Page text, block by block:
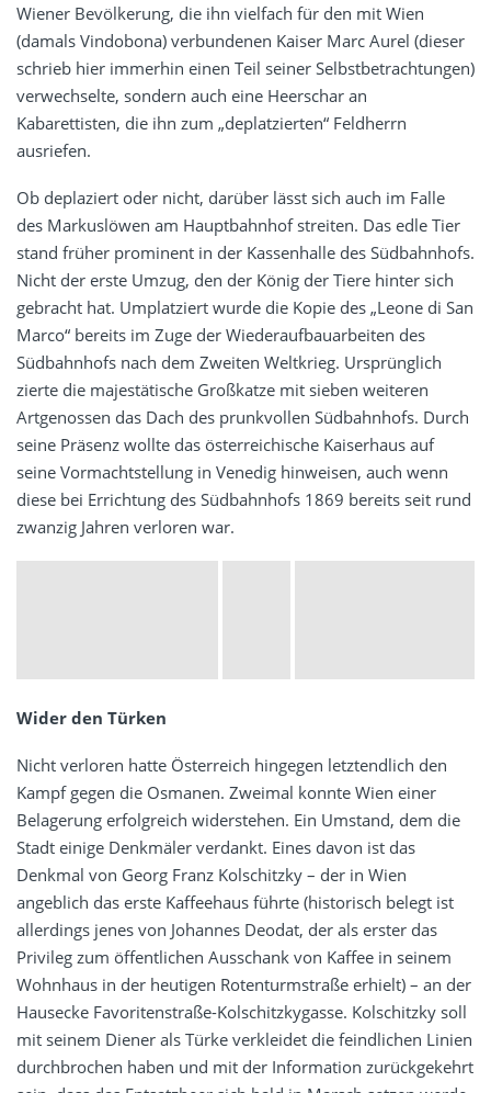
Wiener Bevölkerung, die ihn vielfach für den mit Wien
(damals Vindobona) verbundenen Kaiser Marc Aurel (dieser
schrieb hier immerhin einen Teil seiner Selbstbetrachtungen)
verwechselte, sondern auch eine Heerschar an
Kabarettisten, die ihn zum „deplatzierten“ Feldherrn
ausriefen.
Ob deplaziert oder nicht, darüber lässt sich auch im Falle
des Markuslöwen am Hauptbahnhof streiten. Das edle Tier
stand früher prominent in der Kassenhalle des Südbahnhofs.
Nicht der erste Umzug, den der König der Tiere hinter sich
gebracht hat. Umplatziert wurde die Kopie des „Leone di San
Marco“ bereits im Zuge der Wiederaufbauarbeiten des
Südbahnhofs nach dem Zweiten Weltkrieg. Ursprünglich
zierte die majestätische Großkatze mit sieben weiteren
Artgenossen das Dach des prunkvollen Südbahnhofs. Durch
seine Präsenz wollte das österreichische Kaiserhaus auf
seine Vormachtstellung in Venedig hinweisen, auch wenn
diese bei Errichtung des Südbahnhofs 1869 bereits seit rund
zwanzig Jahren verloren war.
Wider den Türken
Nicht verloren hatte Österreich hingegen letztendlich den
Kampf gegen die Osmanen. Zweimal konnte Wien einer
Belagerung erfolgreich widerstehen. Ein Umstand, dem die
Stadt einige Denkmäler verdankt. Eines davon ist das
Denkmal von Georg Franz Kolschitzky – der in Wien
angeblich das erste Kaffeehaus führte (historisch belegt ist
allerdings jenes von Johannes Deodat, der als erster das
Privileg zum öffentlichen Ausschank von Kaffee in seinem
Wohnhaus in der heutigen Rotenturmstraße erhielt) – an der
Hausecke Favoritenstraße-Kolschitzkygasse. Kolschitzky soll
mit seinem Diener als Türke verkleidet die feindlichen Linien
durchbrochen haben und mit der Information zurückgekehrt